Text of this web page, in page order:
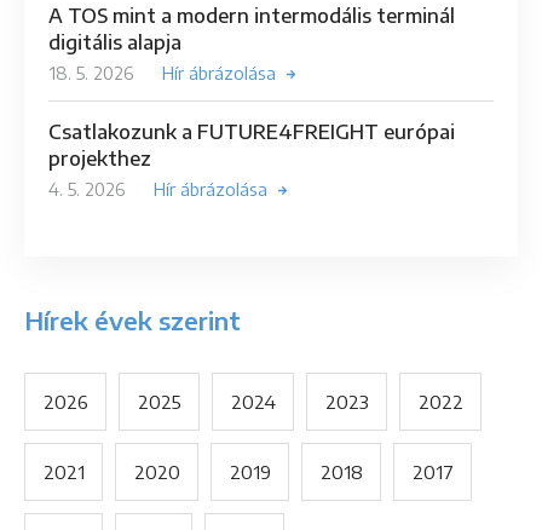
A TOS mint a modern intermodális terminál
digitális alapja
18. 5. 2026 Hír ábrázolása
Csatlakozunk a FUTURE4FREIGHT európai
projekthez
4. 5. 2026 Hír ábrázolása
Hírek évek szerint
2026 2025 2024 2023 2022
2021 2020 2019 2018 2017